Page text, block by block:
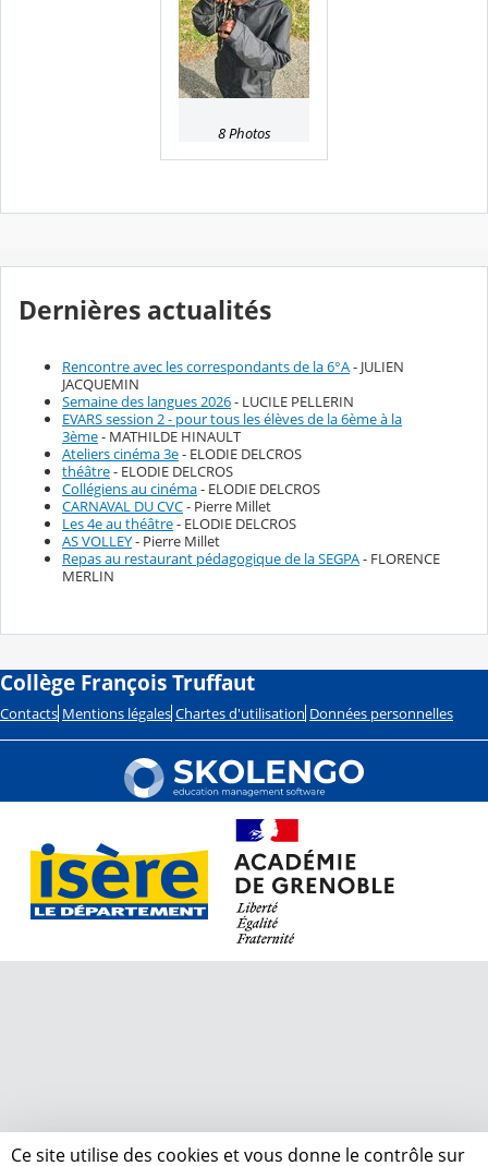
8 Photos
Dernières actualités
Rencontre avec les correspondants de la 6°A- JULIEN
JACQUEMIN
Semaine des langues 2026- LUCILE PELLERIN
EVARS session 2 - pour tous les élèves de la 6ème à la
3ème- MATHILDE HINAULT
Ateliers cinéma 3e- ELODIE DELCROS
théâtre- ELODIE DELCROS
Collégiens au cinéma- ELODIE DELCROS
CARNAVAL DU CVC- Pierre Millet
Les 4e au théâtre- ELODIE DELCROS
AS VOLLEY- Pierre Millet
Repas au restaurant pédagogique de la SEGPA- FLORENCE
MERLIN
Collège François Truffaut
Contacts Mentions légales Chartes d'utilisation Données personnelles
Ce site utilise des cookies et vous donne le contrôle sur